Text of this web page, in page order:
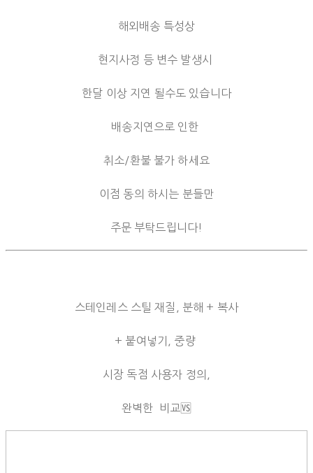
해외배송 특성상
현지사정 등 변수 발생시
한달 이상 지연 될수도 있습니다
배송지연으로 인한
취소/환불 불가 하세요
이점 동의 하시는 분들만
주문 부탁드립니다!
스테인레스 스틸 재질, 분해 + 복사
+ 붙여넣기, 중량
시장 독점 사용자 정의,
완벽한 비교🆚